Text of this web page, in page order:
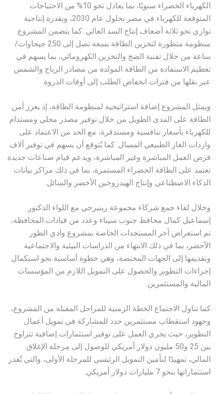
الكهرباء الخضراء سنويًا، بما يعادل نحو 10% من الاحتياجات
المتوقعة للكهرباء في مصر بحلول عام 2030، وبقدرة إنتاجية
توازي نحو ثلاثة أضعاف إنتاج السد العالي. كما يتضمن المشروع
منظومة متطورة لتخزين الطاقة بسعة تصل إلى 250 جيجاوات/
ساعة من خلال تقنية الضخ والتخزين الكهرومائي، بما يسهم في
تعظيم الاستفادة من الطاقة المولدة من مصادر الرياح والشمس
عبر نقلها من فترات انخفاض الطلب إلى أوقات الذروة.
ويمثل المشروع إضافة استراتيجية لمنظومة الطاقة، إذ يعزز أمن
الطاقة على المدى الطويل من خلال توفير مصدر محلي ومستدام
للكهرباء بأسعار تنافسية ومستدقرة، مع الحد من الاعتماد على
واردات الغاز الطبيعي المسال. كما يُتوقع أن يسهم في توفير آلاف
فرص العمل المباشرة وغير المباشرة، ويدعم قيام صناعات جديدة
تعتمد على الطاقة الخضراء المستمرة، بما في ذلك مراكز بيانات
الذكاء الاصطناعي وإنتاج الهيدروجين الأخضر والسائل.
وخلال لقاء جمع شركاء مجموعة رينيرجي مع اللواء الدكتور
إسماعيل كمال محافظ جنوب سيناء وعدد من قيادات المحافظة،
تم استعراض آخر المستجدات الخاصة بمشروع وادي الطور
الأخضر، بما في ذلك الانتهاء من الدراسات البيئية والاجتماعية
وتقديمها إلى الجهات المختصة، وهي خطوة أساسية نحو استكمال
إجراءات التطوير والحصول على التمويل اللازم من المؤسسات
المالية والمستثمرين.
كما تناول الاجتماع الخطة الزمنية للمراحل المقبلة من المشروع،
وجهود استقطاب مستثمرين جدد للمشاركة في تمويل أعمال
التطوير، حيث يجري العمل على توفير استثمارات إضافية تتراوح
بين 25 و50 مليون دولار أمريكي للوصول إلى مرحلة الإغلاق
المالي، تمهيدًا لتأمين التمويل الرئيسي للمرحلة الأولى، والتي تُقدر
استثماراتها بنحو 7 مليارات دولار أمريكي.